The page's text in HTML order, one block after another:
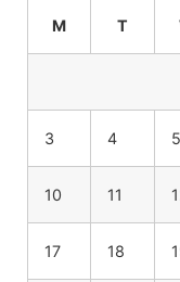
M T
3 4 5
10 11
17 18